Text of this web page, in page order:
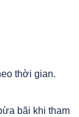
thời gian.
bãi khi tham